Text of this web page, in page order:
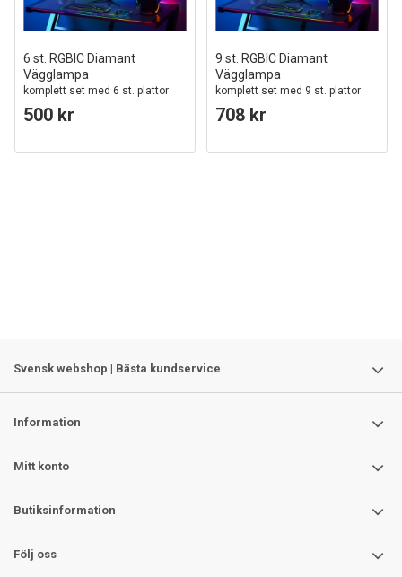
6 st. RGBIC Diamant
Vägglampa
komplett set med 6 st. plattor
500 kr
9 st. RGBIC Diamant
Vägglampa
komplett set med 9 st. plattor
708 kr
Svensk webshop | Bästa kundservice
Information
Mitt konto
Butiksinformation
Följ oss